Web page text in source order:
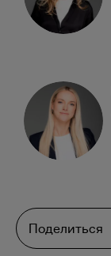
Поделиться